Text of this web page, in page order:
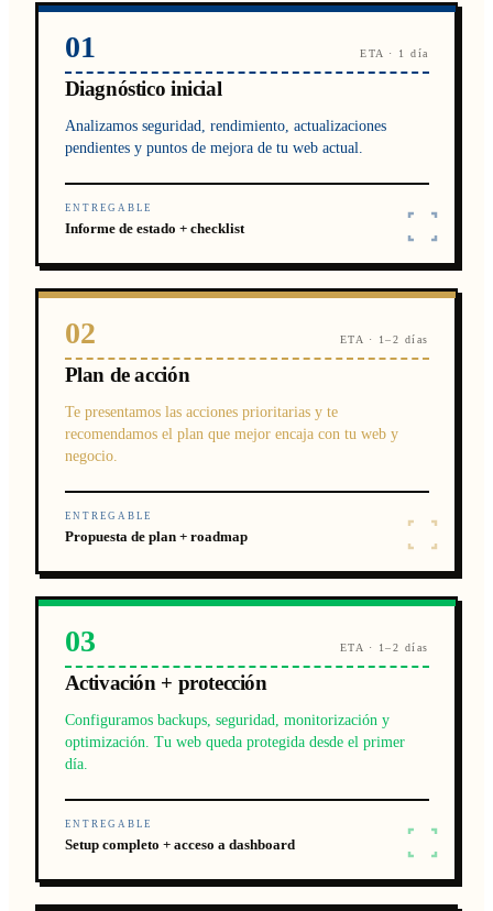
01 ETA · 1 día
Diagnóstico inicial
Analizamos seguridad, rendimiento, actualizaciones
pendientes y puntos de mejora de tu web actual.
ENTREGABLE
Informe de estado + checklist
02 ETA · 1–2 días
Plan de acción
Te presentamos las acciones prioritarias y te
recomendamos el plan que mejor encaja con tu web y
negocio.
ENTREGABLE
Propuesta de plan + roadmap
03 ETA · 1–2 días
Activación + protección
Configuramos backups, seguridad, monitorización y
optimización. Tu web queda protegida desde el primer
día.
ENTREGABLE
Setup completo + acceso a dashboard